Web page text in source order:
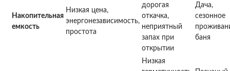
Накопительная
емкость
Низкая цена,
энергонезависимость,
простота
дорогая
откачка,
неприятный
запах при
открытии
Дача,
сезонное
баня
Низкая